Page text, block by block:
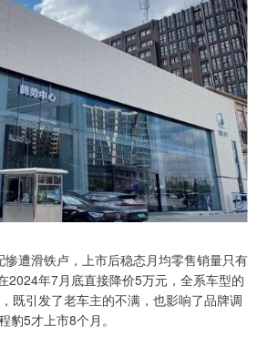
遭滑铁卢，上市后稳态月均零售销量只有
2024年7月底直接降价5万元，全系车型的
既引发了老车主的不满，也影响了品牌调
5才上市8个月。